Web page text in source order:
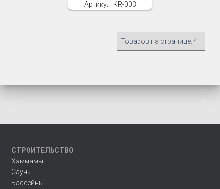
Артикул: KR-003
СТРОИТЕЛЬСТВО
Хаммамы
Сауны
Бассейны